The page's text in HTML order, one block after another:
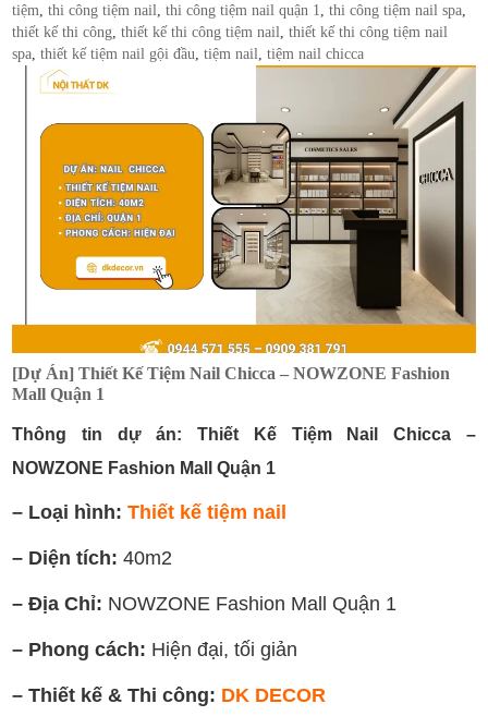
tiệm,thi công tiệm nail,thi công tiệm nail quận 1,thi công tiệm nail spa,
thiết kế thi công,thiết kế thi công tiệm nail,thiết kế thi công tiệm nail
spa,thiết kế tiệm nail gội đầu,tiệm nail,tiệm nail chicca
[Dự Án] Thiết Kế Tiệm Nail Chicca – NOWZONE Fashion
Mall Quận 1
Thông tin dự án: Thiết Kế Tiệm Nail Chicca –
NOWZONE Fashion Mall Quận 1
– Loại hình:Thiết kế tiệm nail
– Diện tích: 40m2
– Địa Chỉ: NOWZONE Fashion Mall Quận 1
– Phong cách: Hiện đại, tối giản
– Thiết kế & Thi công: DK DECOR